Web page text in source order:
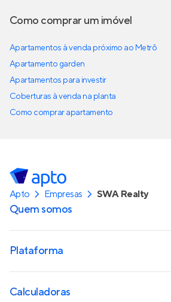
Como comprar um imóvel
Apartamentos à venda próximo ao Metrô
Apartamento garden
Apartamentos para investir
Coberturas à venda na planta
Como comprar apartamento
Apto Empresas SWA Realty
Quem somos
Plataforma
Calculadoras